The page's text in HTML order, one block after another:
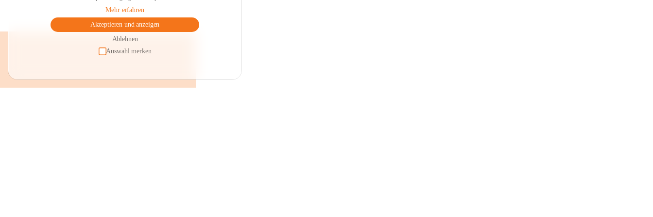
Mehr erfahren
Akzeptieren und anzeigen
Ablehnen
Auswahl merken